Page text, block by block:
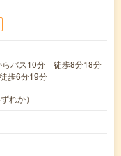
らバス10分 徒歩8分18分
歩6分19分
れか）